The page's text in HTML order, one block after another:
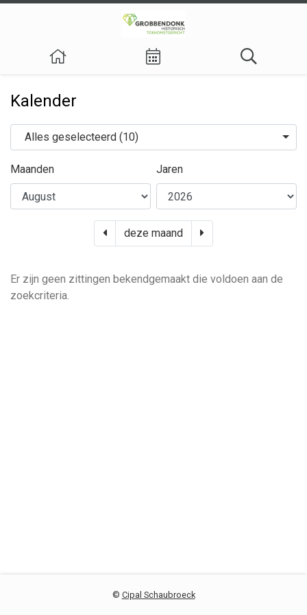
Kalender
Organen
Alles geselecteerd (10)
Maanden Jaren
vorige maand
deze maand volgende maand
Er zijn geen zittingen bekendgemaakt die voldoen aan de
zoekcriteria.
© Cipal Schaubroeck